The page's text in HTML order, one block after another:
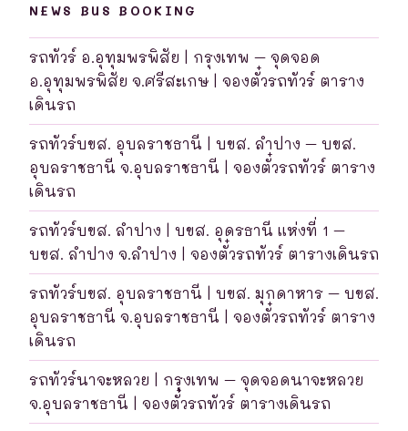
NEWS BUS BOOKING
รถทัวร์ อ.อุทุมพรพิสัย | กรุงเทพ – จุดจอด
อ.อุทุมพรพิสัย จ.ศรีสะเกษ | จองตั๋วรถทัวร์ ตาราง
เดินรถ
รถทัวร์บขส. อุบลราชธานี | บขส. ลำปาง – บขส.
อุบลราชธานี จ.อุบลราชธานี | จองตั๋วรถทัวร์ ตาราง
เดินรถ
รถทัวร์บขส. ลำปาง | บขส. อุดรธานี แห่งที่ 1 –
บขส. ลำปาง จ.ลำปาง | จองตั๋วรถทัวร์ ตารางเดินรถ
รถทัวร์บขส. อุบลราชธานี | บขส. มุกดาหาร – บขส.
อุบลราชธานี จ.อุบลราชธานี | จองตั๋วรถทัวร์ ตาราง
เดินรถ
รถทัวร์นาจะหลวย | กรุงเทพ – จุดจอดนาจะหลวย
จ.อุบลราชธานี | จองตั๋วรถทัวร์ ตารางเดินรถ